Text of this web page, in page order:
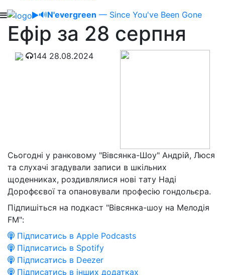
🔊N'evergreen — Since You've Been Gone
Ефір за 28 серпня
144 28.08.2024
Сьогодні у ранковому "Вівсянка-Шоу" Андрій, Люся
та слухачі згадували записи в шкільних
щоденниках, роздивлялися нові тату Наді
Дорофєєвої та опановували професію гондольєра.
Підпишіться на подкаст "Вівсянка-шоу на Мелодія
FM":
Підписатись в Apple Podcasts
Підписатись в Spotify
Підписатись в Deezer
Підписатись в інших додатках